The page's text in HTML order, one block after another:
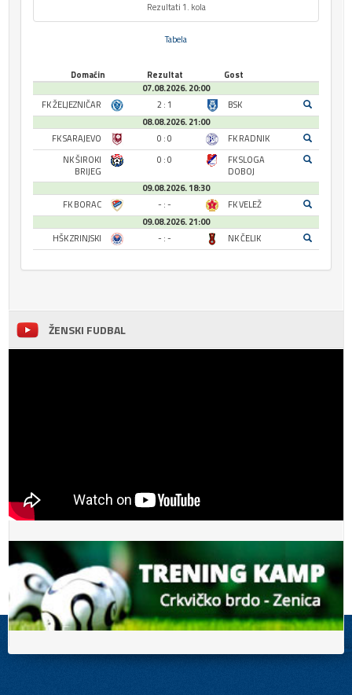
Rezultati 1. kola
Tabela
Domaćin Rezultat
Gost
07.08.2026. 20:00
FK ŽELJEZNIČAR
2 : 1
BSK
08.08.2026. 21:00
FK SARAJEVO
0 : 0
FK RADNIK
NK ŠIROKI
BRIJEG
0 : 0
FK SLOGA
DOBOJ
09.08.2026. 18:30
FK BORAC
- : -
FK VELEŽ
09.08.2026. 21:00
HŠK ZRINJSKI
- : - NK ČELIK
ŽENSKI FUDBAL